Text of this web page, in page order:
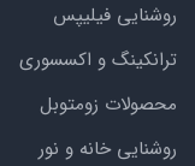
روشنایی فیلیپس
ترانکینگ و اکسسوری
محصولات زومتوبل
روشنایی خانه و نور